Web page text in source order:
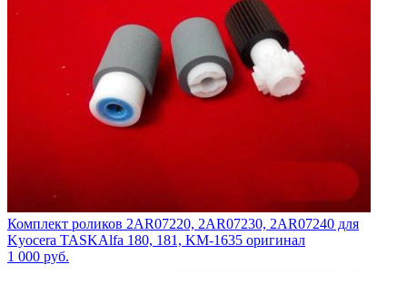
Комплект роликов 2AR07220, 2AR07230, 2AR07240 для
Kyocera TASKAlfa 180, 181, KM-1635 оригинал
1 000 руб.